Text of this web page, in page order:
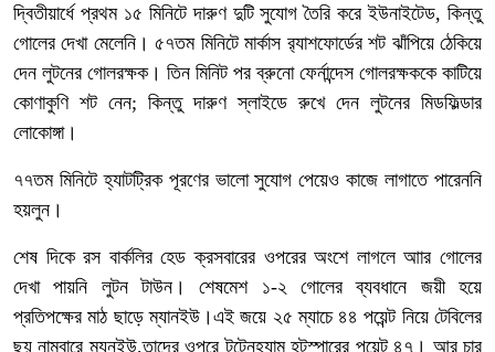
দ্বিতীয়ার্ধে প্রথম ১৫ মিনিটে দারুণ দুটি সুযোগ তৈরি করে ইউনাইটেড, কিন্তু
গোলের দেখা মেলেনি। ৫৭তম মিনিটে মার্কাস র‍্যাশফোর্ডের শট ঝাঁপিয়ে ঠেকিয়ে
দেন লুটনের গোলরক্ষক। তিন মিনিট পর ব্রুনো ফের্নান্দেস গোলরক্ষককে কাটিয়ে
কোণাকুণি শট নেন; কিন্তু দারুণ স্লাইডে রুখে দেন লুটনের মিডফিল্ডার
লোকোঙ্গা।
৭৭তম মিনিটে হ্যাটট্রিক পূরণের ভালো সুযোগ পেয়েও কাজে লাগাতে পারেননি
হয়লুন।
শেষ দিকে রস বার্কলির হেড ক্রসবারের ওপরের অংশে লাগলে আার গোলের
দেখা পায়নি লুটন টাউন। শেষমেশ ১-২ গোলের ব্যবধানে জয়ী হয়ে
প্রতিপক্ষের মাঠ ছাড়ে ম্যানইউ।এই জয়ে ২৫ ম্যাচে ৪৪ পয়েন্ট নিয়ে টেবিলের
ছয় নাম্বারে ম্যনইউ,তাদের ওপরে টটেনহ্যাম হটস্পারের পয়েন্ট ৪৭। আর চার